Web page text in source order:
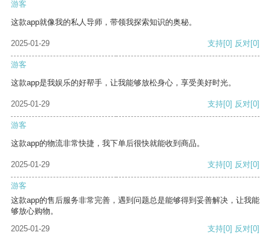
游客
这款app就像我的私人导师，带领我探索知识的奥秘。
2025-01-29 支持[0] 反对[0]
游客
这款app是我娱乐的好帮手，让我能够放松身心，享受美好时光。
2025-01-29 支持[0] 反对[0]
游客
这款app的物流非常快捷，我下单后很快就能收到商品。
2025-01-29 支持[0] 反对[0]
游客
这款app的售后服务非常完善，遇到问题总是能够得到妥善解决，让我能
够放心购物。
2025-01-29
支持[0] 反对[0]